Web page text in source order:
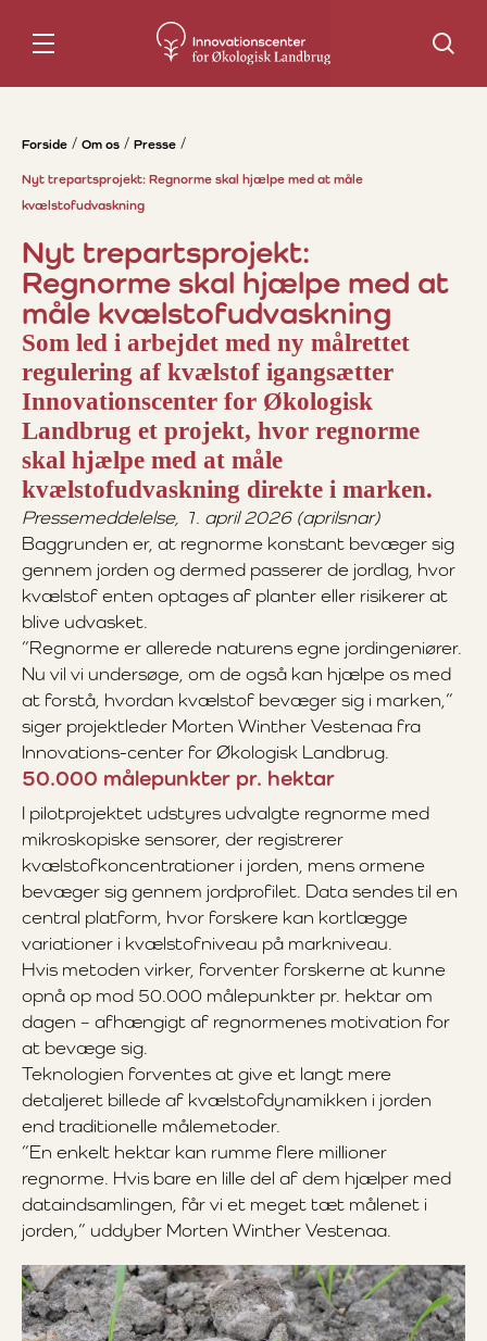
Søg
Forside Om os Presse
Nyt trepartsprojekt: Regnorme skal hjælpe med at måle
kvælstofudvaskning
Nyt trepartsprojekt:
Regnorme skal hjælpe med at
måle kvælstofudvaskning
Som led i arbejdet med ny målrettet
regulering af kvælstof igangsætter
Innovationscenter for Økologisk
Landbrug et projekt, hvor regnorme
skal hjælpe med at måle
kvælstofudvaskning direkte i marken.
Pressemeddelelse, 1. april 2026 (aprilsnar)
Baggrunden er, at regnorme konstant bevæger sig
gennem jorden og dermed passerer de jordlag, hvor
kvælstof enten optages af planter eller risikerer at
blive udvasket.
”Regnorme er allerede naturens egne jordingeniører.
Nu vil vi undersøge, om de også kan hjælpe os med
at forstå, hvordan kvælstof bevæger sig i marken,”
siger projektleder Morten Winther Vestenaa fra
Innovations-center for Økologisk Landbrug.
50.000 målepunkter pr. hektar
I pilotprojektet udstyres udvalgte regnorme med
mikroskopiske sensorer, der registrerer
kvælstofkoncentrationer i jorden, mens ormene
bevæger sig gennem jordprofilet. Data sendes til en
central platform, hvor forskere kan kortlægge
variationer i kvælstofniveau på markniveau.
Hvis metoden virker, forventer forskerne at kunne
opnå op mod 50.000 målepunkter pr. hektar om
dagen – afhængigt af regnormenes motivation for
at bevæge sig.
Teknologien forventes at give et langt mere
detaljeret billede af kvælstofdynamikken i jorden
end traditionelle målemetoder.
”En enkelt hektar kan rumme flere millioner
regnorme. Hvis bare en lille del af dem hjælper med
dataindsamlingen, får vi et meget tæt målenet i
jorden,” uddyber Morten Winther Vestenaa.